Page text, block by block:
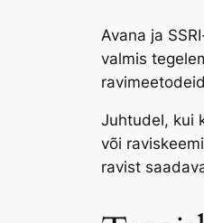
Avana ja
valmis
Juhtudel, kui
või
ravist